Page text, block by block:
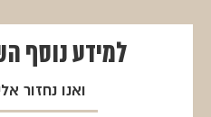
למידע נוסף
ואנו נחזור